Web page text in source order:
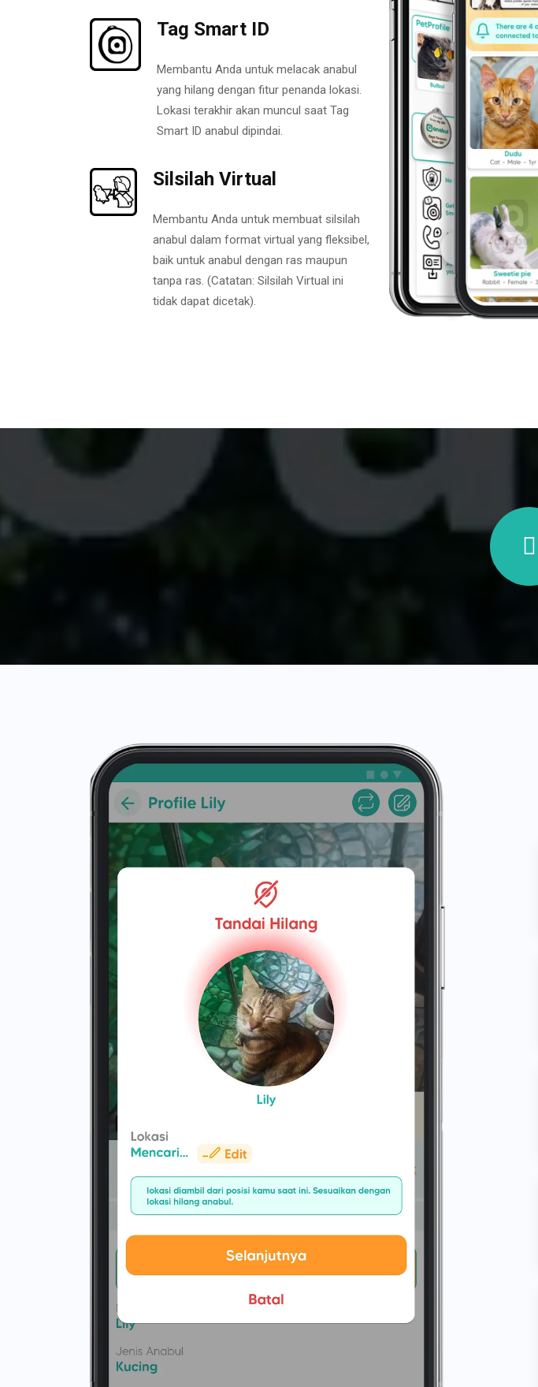
Tag Smart ID
Membantu Anda untuk melacak anabul
yang hilang dengan fitur penanda lokasi.
Lokasi terakhir akan muncul saat Tag
Smart ID anabul dipindai.
Silsilah Virtual
Membantu Anda untuk membuat silsilah
anabul dalam format virtual yang fleksibel,
baik untuk anabul dengan ras maupun
tanpa ras. (Catatan: Silsilah Virtual ini
tidak dapat dicetak).